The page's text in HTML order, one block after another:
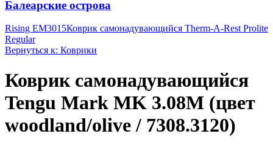
Балеарские острова
Rising EM3015Коврик самонадувающийся Therm-A-Rest Prolite
Regular
Вернуться к: Коврики
Коврик самонадувающийся
Tengu Mark MK 3.08M (цвет
woodland/olive / 7308.3120)